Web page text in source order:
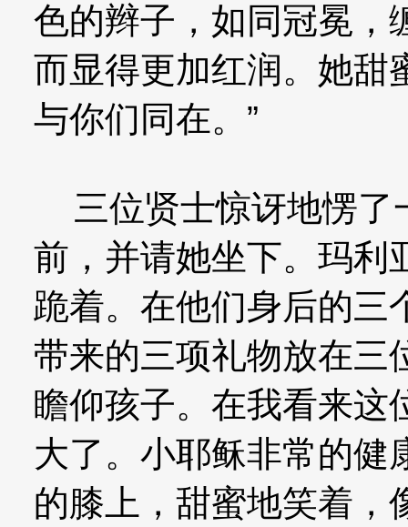
色的辫子，如同冠冕，
而显得更加红润。她甜
与你们同在。”
三位贤士惊讶地愣了
前，并请她坐下。玛利
跪着。在他们身后的三
带来的三项礼物放在三
瞻仰孩子。在我看来这
大了。小耶稣非常的健
的膝上，甜蜜地笑着，